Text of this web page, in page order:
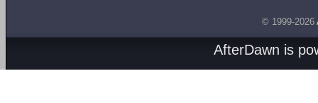
© 1999-2026
AfterDawn is